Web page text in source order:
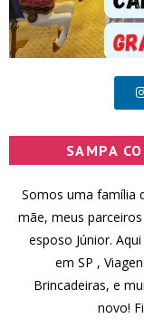
SAMPA
Somos uma família
mãe, meus
esposo Júnior.
em SP ,
Brincadeiras, e
novo!